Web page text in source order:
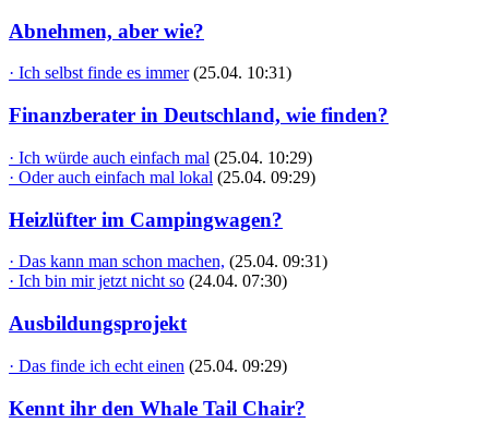
Abnehmen, aber wie?
· Ich selbst finde es immer (25.04. 10:31)
Finanzberater in Deutschland, wie finden?
· Ich würde auch einfach mal (25.04. 10:29)
· Oder auch einfach mal lokal (25.04. 09:29)
Heizlüfter im Campingwagen?
· Das kann man schon machen, (25.04. 09:31)
· Ich bin mir jetzt nicht so (24.04. 07:30)
Ausbildungsprojekt
· Das finde ich echt einen (25.04. 09:29)
Kennt ihr den Whale Tail Chair?